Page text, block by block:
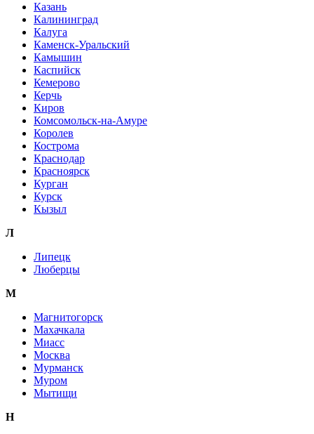
Казань
Калининград
Калуга
Каменск-Уральский
Камышин
Каспийск
Кемерово
Керчь
Киров
Комсомольск-на-Амуре
Королев
Кострома
Краснодар
Красноярск
Курган
Курск
Кызыл
Л
Липецк
Люберцы
М
Магнитогорск
Махачкала
Миасс
Москва
Мурманск
Муром
Мытищи
Н